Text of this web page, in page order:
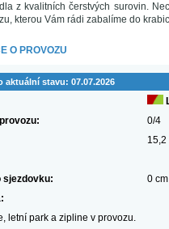
z kvalitních čerstvých surovin.
kterou Vám rádi zabalíme do
O PROVOZU
aktuální stavu: 07.07.2026
0/4
15,2
sjezdovku:
0 cm
letní park a zipline v provozu.